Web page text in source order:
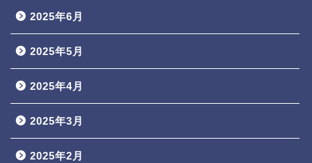
2025年6月
2025年5月
2025年4月
2025年3月
2025年2月